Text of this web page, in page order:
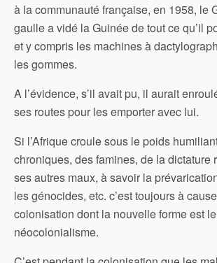
à la communauté française, en 1958, le
gaulle a vidé la Guinée de tout ce qu’il
et y compris les machines à
les gommes.
A l’évidence, s’il avait pu, il aurait
ses routes pour les emporter avec lui.
Si l’Afrique croule sous le poids
chroniques, des famines, de la dictature
ses autres maux, à savoir la
les génocides, etc. c’est toujours à
colonisation dont la nouvelle forme est le
néocolonialisme.